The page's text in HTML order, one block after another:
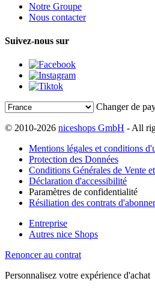
Notre Groupe
Nous contacter
Suivez-nous sur
Changer de
© 2010-2026 niceshops GmbH - All
Mentions légales et conditions
Protection des Données
Conditions Générales de Vente
Déclaration d'accessibilité
Paramètres de confidentialité
Résiliation des contrats
Entreprise
Autres nice Shops
Renoncer au contrat
Personnalisez votre expérience d'achat